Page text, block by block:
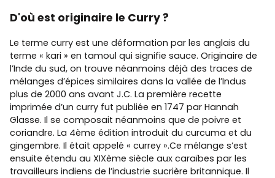
D'où est originaire le Curry ?
Le terme curry est une déformation par les anglais du
terme « kari » en tamoul qui signifie sauce. Originaire de
l’Inde du sud, on trouve néanmoins déjà des traces de
mélanges d’épices similaires dans la vallée de l’Indus
plus de 2000 ans avant J.C. La première recette
imprimée d’un curry fut publiée en 1747 par Hannah
Glasse. Il se composait néanmoins que de poivre et
coriandre. La 4ème édition introduit du curcuma et du
gingembre. Il était appelé « currey ».Ce mélange s’est
ensuite étendu au XIXème siècle aux caraïbes par les
travailleurs indiens de l’industrie sucrière britannique. Il